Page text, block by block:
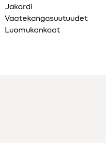
Jakardi
Vaatekangasuutuudet
Luomukankaat